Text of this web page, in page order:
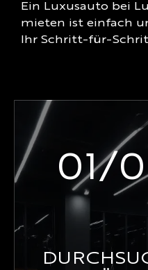
Ein Luxusauto bei
mieten ist einfach
Ihr Schritt-für-
01/